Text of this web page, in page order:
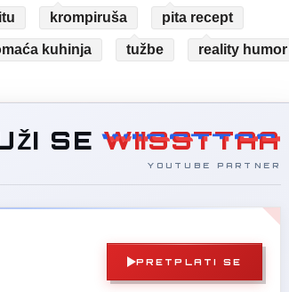
krompiruša pita recept
kuhinja tužbe reality humor
SEWIISSTTAA
YOUTUBE PARTNER
PRETPLATI SE